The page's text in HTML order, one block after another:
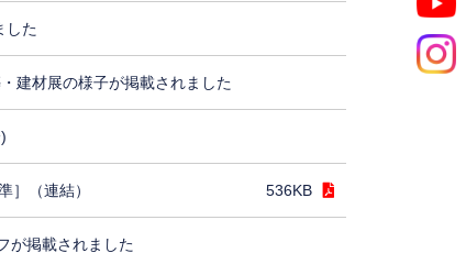
した
建材展の様子が掲載されました
］（連結） 536KB
が掲載されました